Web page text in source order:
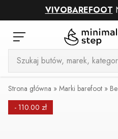
VIVOBAREFOOT
Wyszukiwarka
produktów
Strona główna » Marki barefoot »
- 110.00 zł